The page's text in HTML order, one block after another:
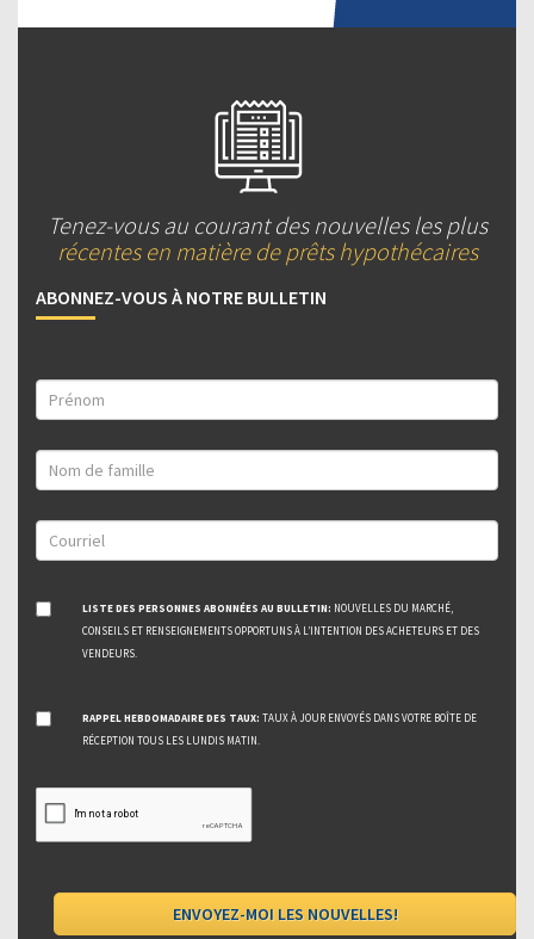
Tenez-vous au courant des nouvelles les plus
récentes en matière de prêts hypothécaires
ABONNEZ-VOUS À NOTRE BULLETIN
LISTE DES PERSONNES ABONNÉES AU BULLETIN: NOUVELLES DU MARCHÉ,
CONSEILS ET RENSEIGNEMENTS OPPORTUNS À L’INTENTION DES ACHETEURS ET DES
VENDEURS.
RAPPEL HEBDOMADAIRE DES TAUX: TAUX À JOUR ENVOYÉS DANS VOTRE BOÎTE DE
RÉCEPTION TOUS LES LUNDIS MATIN.